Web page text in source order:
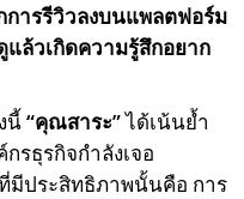
การรีวิวลงบนแพลตฟอร์ม
ล้วเกิดความรู้สึกอยาก
นี้“คุณสาระ”ได้เน้นย้ำ
รธุรกิจกำลังเจอ
มีประสิทธิภาพนั้นคือ การ